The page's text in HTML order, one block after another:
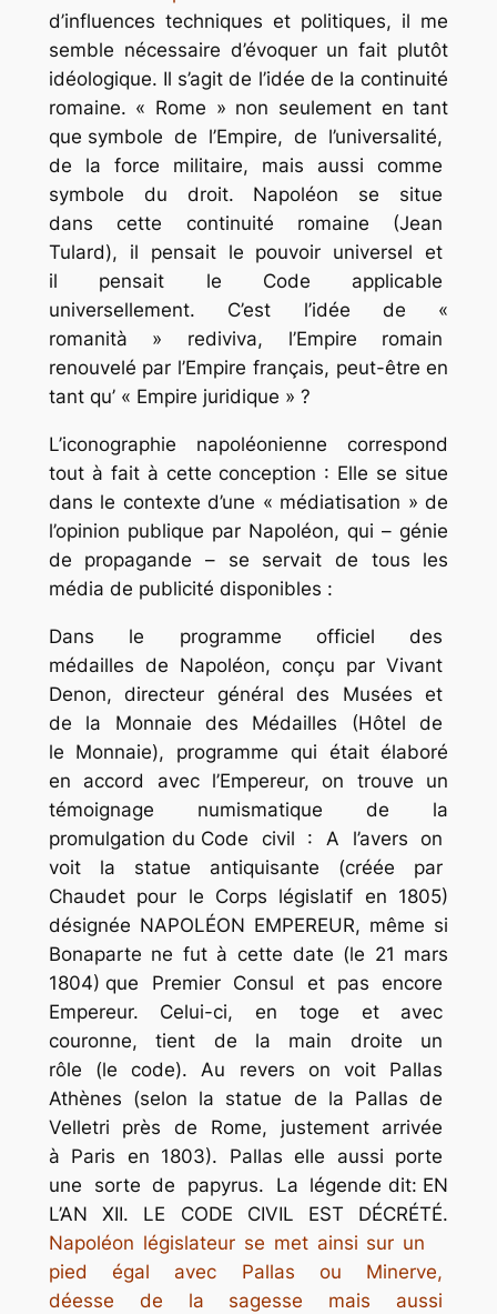
d’influences techniques et politiques, il me
semble nécessaire d’évoquer un fait plutôt
idéologique. Il s’agit de l’idée de la continuité
romaine. « Rome » non seulement en tant
que symbole de l’Empire, de l’universalité,
de la force militaire, mais aussi comme
symbole du droit. Napoléon se situe
dans cette continuité romaine (Jean
Tulard), il pensait le pouvoir universel et
il pensait le Code applicable
universellement. C’est l’idée de «
romanità » rediviva, l’Empire romain
renouvelé par l’Empire français, peut-être en
tant qu’ « Empire juridique » ?
L’iconographie napoléonienne correspond
tout à fait à cette conception : Elle se situe
dans le contexte d’une « médiatisation » de
l’opinion publique par Napoléon, qui – génie
de propagande – se servait de tous les
média de publicité disponibles :
Dans le programme officiel des
médailles de Napoléon, conçu par Vivant
Denon, directeur général des Musées et
de la Monnaie des Médailles (Hôtel de
le Monnaie), programme qui était élaboré
en accord avec l’Empereur, on trouve un
témoignage numismatique de la
promulgation du Code civil : A l’avers on
voit la statue antiquisante (créée par
Chaudet pour le Corps législatif en 1805)
désignée NAPOLÉON EMPEREUR, même si
Bonaparte ne fut à cette date (le 21 mars
1804) que Premier Consul et pas encore
Empereur. Celui-ci, en toge et avec
couronne, tient de la main droite un
rôle (le code). Au revers on voit Pallas
Athènes (selon la statue de la Pallas de
Velletri près de Rome, justement arrivée
à Paris en 1803). Pallas elle aussi porte
une sorte de papyrus. La légende dit: EN
L’AN XII. LE CODE CIVIL EST DÉCRÉTÉ.
Napoléon législateur se met ainsi sur un
pied égal avec Pallas ou Minerve,
déesse de la sagesse mais aussi